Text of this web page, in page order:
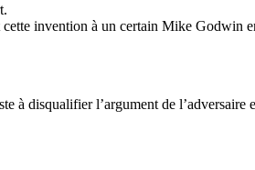
invention à un certain Mike Godwin
à disqualifier l’argument de l’adversaire